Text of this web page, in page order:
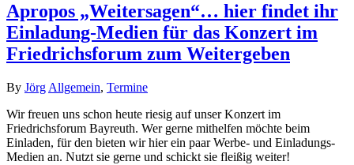
Apropos „Weitersagen“… hier findet ihr
Einladung-Medien für das Konzert im
Friedrichsforum zum Weitergeben
By Jörg Allgemein, Termine
Wir freuen uns schon heute riesig auf unser Konzert im
Friedrichsforum Bayreuth. Wer gerne mithelfen möchte beim
Einladen, für den bieten wir hier ein paar Werbe- und Einladungs-
Medien an. Nutzt sie gerne und schickt sie fleißig weiter!